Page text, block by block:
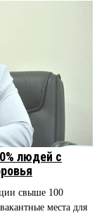
людей с
свыше 100
места для